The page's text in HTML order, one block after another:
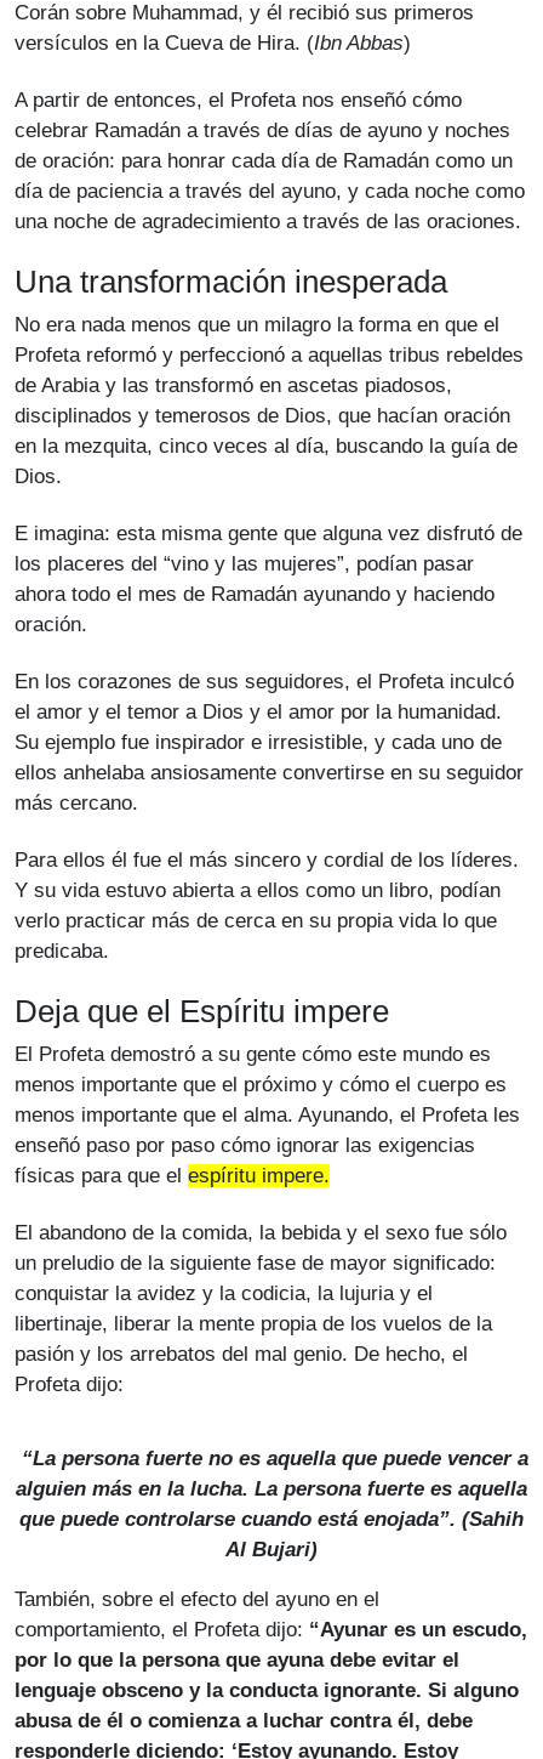
Corán sobre Muhammad, y él recibió sus primeros
versículos en la Cueva de Hira. (Ibn Abbas)
A partir de entonces, el Profeta nos enseñó cómo
celebrar Ramadán a través de días de ayuno y noches
de oración: para honrar cada día de Ramadán como un
día de paciencia a través del ayuno, y cada noche como
una noche de agradecimiento a través de las oraciones.
Una transformación inesperada
No era nada menos que un milagro la forma en que el
Profeta reformó y perfeccionó a aquellas tribus rebeldes
de Arabia y las transformó en ascetas piadosos,
disciplinados y temerosos de Dios, que hacían oración
en la mezquita, cinco veces al día, buscando la guía de
Dios.
E imagina: esta misma gente que alguna vez disfrutó de
los placeres del “vino y las mujeres”, podían pasar
ahora todo el mes de Ramadán ayunando y haciendo
oración.
En los corazones de sus seguidores, el Profeta inculcó
el amor y el temor a Dios y el amor por la humanidad.
Su ejemplo fue inspirador e irresistible, y cada uno de
ellos anhelaba ansiosamente convertirse en su seguidor
más cercano.
Para ellos él fue el más sincero y cordial de los líderes.
Y su vida estuvo abierta a ellos como un libro, podían
verlo practicar más de cerca en su propia vida lo que
predicaba.
Deja que el Espíritu impere
El Profeta demostró a su gente cómo este mundo es
menos importante que el próximo y cómo el cuerpo es
menos importante que el alma. Ayunando, el Profeta les
enseñó paso por paso cómo ignorar las exigencias
físicas para que el espíritu impere.
El abandono de la comida, la bebida y el sexo fue sólo
un preludio de la siguiente fase de mayor significado:
conquistar la avidez y la codicia, la lujuria y el
libertinaje, liberar la mente propia de los vuelos de la
pasión y los arrebatos del mal genio. De hecho, el
Profeta dijo:
“La persona fuerte no es aquella que puede vencer a
alguien más en la lucha. La persona fuerte es aquella
que puede controlarse cuando está enojada”. (Sahih
Al Bujari)
También, sobre el efecto del ayuno en el
comportamiento, el Profeta dijo: “Ayunar es un escudo,
por lo que la persona que ayuna debe evitar el
lenguaje obsceno y la conducta ignorante. Si alguno
abusa de él o comienza a luchar contra él, debe
responderle diciendo: ‘Estoy ayunando. Estoy